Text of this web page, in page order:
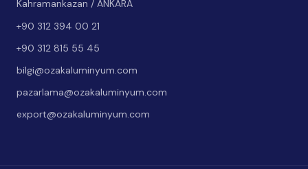
Kahramankazan / ANKARA
+90 312 394 00 21
+90 312 815 55 45
bilgi@ozakaluminyum.com
pazarlama@ozakaluminyum.com
export@ozakaluminyum.com